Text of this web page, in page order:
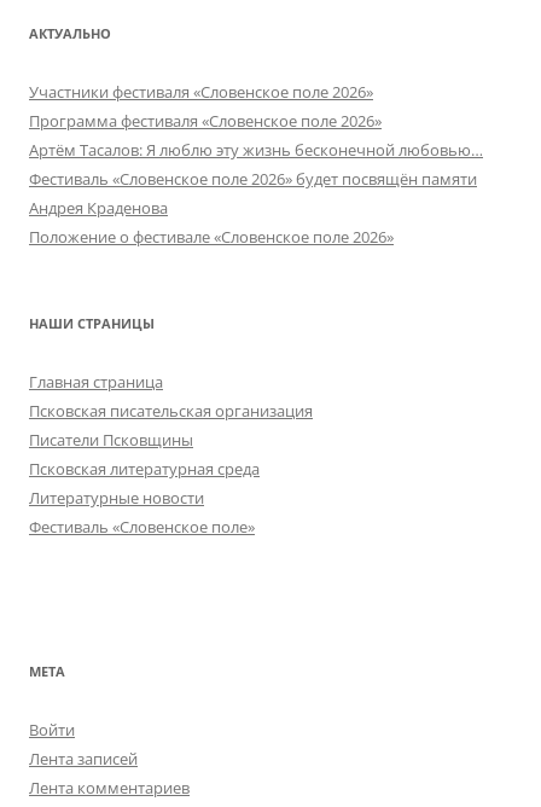
АКТУАЛЬНО
Участники фестиваля «Словенское поле 2026»
Программа фестиваля «Словенское поле 2026»
Артём Тасалов: Я люблю эту жизнь бесконечной любовью…
Фестиваль «Словенское поле 2026» будет посвящён памяти
Андрея Краденова
Положение о фестивале «Словенское поле 2026»
НАШИ СТРАНИЦЫ
Главная страница
Псковская писательская организация
Писатели Псковщины
Псковская литературная среда
Литературные новости
Фестиваль «Словенское поле»
МЕТА
Войти
Лента записей
Лента комментариев